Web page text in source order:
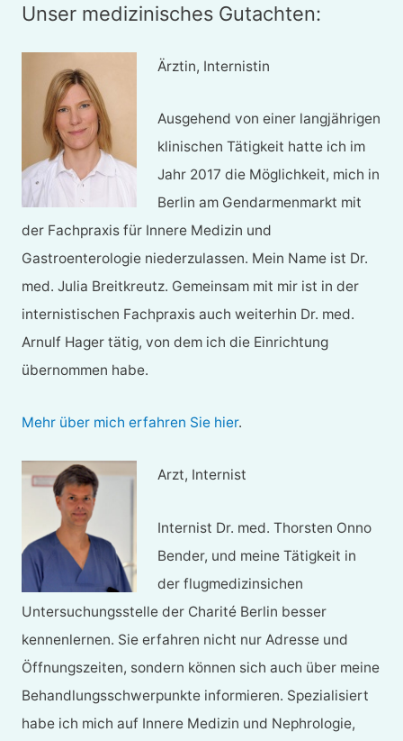
Unser medizinisches Gutachten:
Ärztin, Internistin
Ausgehend von einer langjährigen
klinischen Tätigkeit hatte ich im
Jahr 2017 die Möglichkeit, mich in
Berlin am Gendarmenmarkt mit
der Fachpraxis für Innere Medizin und
Gastroenterologie niederzulassen. Mein Name ist Dr.
med. Julia Breitkreutz. Gemeinsam mit mir ist in der
internistischen Fachpraxis auch weiterhin Dr. med.
Arnulf Hager tätig, von dem ich die Einrichtung
übernommen habe.
Mehr über mich erfahren Sie hier.
Arzt, Internist
Internist Dr. med. Thorsten Onno
Bender, und meine Tätigkeit in
der flugmedizinsichen
Untersuchungsstelle der Charité Berlin besser
kennenlernen. Sie erfahren nicht nur Adresse und
Öffnungszeiten, sondern können sich auch über meine
Behandlungsschwerpunkte informieren. Spezialisiert
habe ich mich auf Innere Medizin und Nephrologie,